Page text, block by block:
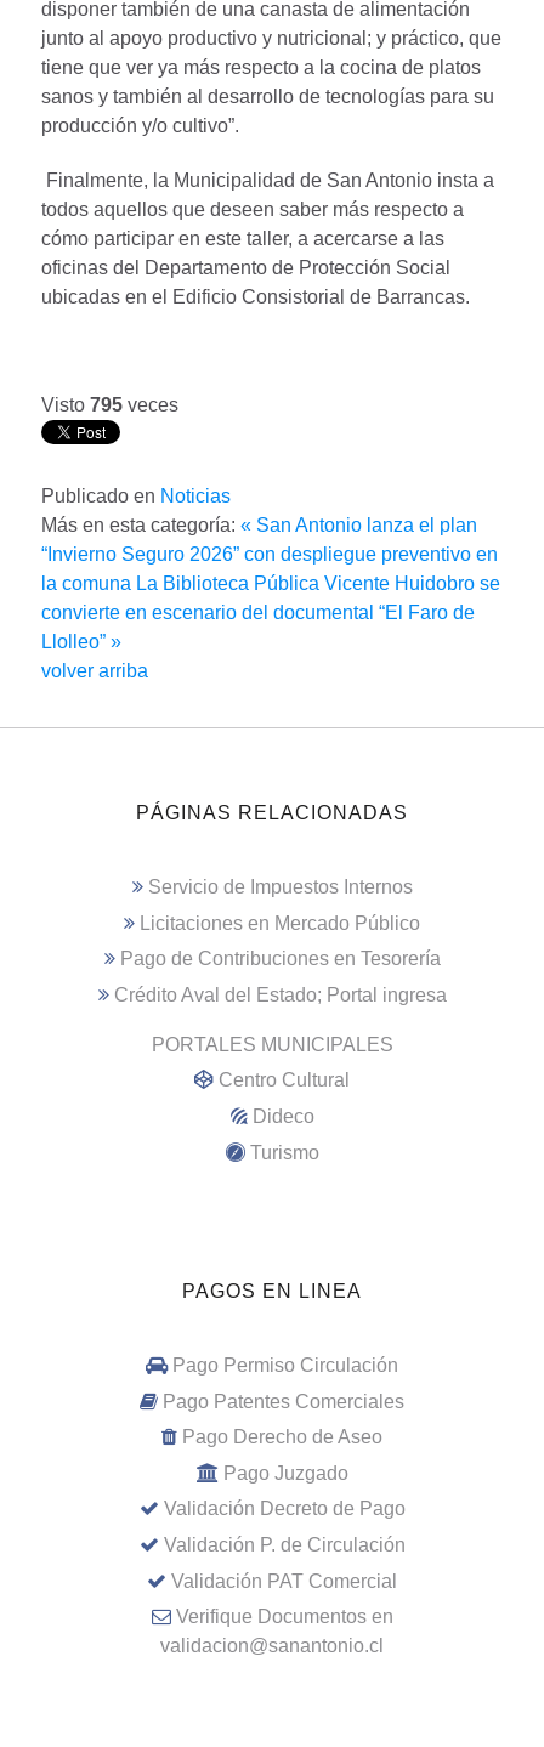
disponer también de una canasta de alimentación
junto al apoyo productivo y nutricional; y práctico, que
tiene que ver ya más respecto a la cocina de platos
sanos y también al desarrollo de tecnologías para su
producción y/o cultivo”.
Finalmente, la Municipalidad de San Antonio insta a
todos aquellos que deseen saber más respecto a
cómo participar en este taller, a acercarse a las
oficinas del Departamento de Protección Social
ubicadas en el Edificio Consistorial de Barrancas.
Visto 795 veces
Publicado en Noticias
Más en esta categoría: « San Antonio lanza el plan
“Invierno Seguro 2026” con despliegue preventivo en
la comuna La Biblioteca Pública Vicente Huidobro se
convierte en escenario del documental “El Faro de
Llolleo” »
volver arriba
PÁGINAS RELACIONADAS
Servicio de Impuestos Internos
Licitaciones en Mercado Público
Pago de Contribuciones en Tesorería
Crédito Aval del Estado; Portal ingresa
PORTALES MUNICIPALES
Centro Cultural
Dideco
Turismo
PAGOS EN LINEA
Pago Permiso Circulación
Pago Patentes Comerciales
Pago Derecho de Aseo
Pago Juzgado
Validación Decreto de Pago
Validación P. de Circulación
Validación PAT Comercial
Verifique Documentos en
validacion@sanantonio.cl